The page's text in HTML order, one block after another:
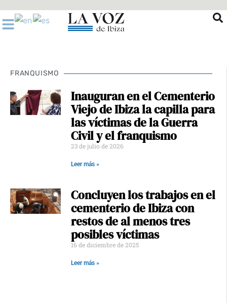
al
contenido
FRANQUISMO
Inauguran en el Cementerio
Viejo de Ibiza la capilla para
las víctimas de la Guerra
Civil y el franquismo
23 de julio de 2026
Leer más »
Concluyen los trabajos en el
cementerio de Ibiza con
restos de al menos tres
posibles víctimas
16 de diciembre de 2025
Leer más »